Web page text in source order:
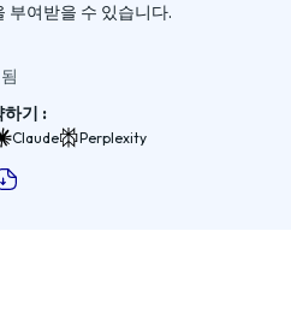
부여받을 수 있습니다.
하기 :
Claude Perplexity